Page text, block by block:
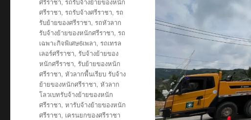
ศรีราชา,รถรับจ้างศรีราชา,รถ
รับย้ายของศรีราชา,รถหัวลาก
รับจ้างย้ายของหนักศรีราชา,รถ
เฉพาะกิจพิเศษ6เพลา,รถเทรล
เลอร์ศรีราชา,รับจ้างย้ายของ
หนักศรีราชา,รับย้ายของหนัก
ศรีราชา,หัวลากพื้นเรียบ รับจ้าง
ย้ายของหนักศรีราชา,หัวลาก
โลวเบทรับจ้างย้ายของหนัก
ศรีราชา,หารับจ้างย้ายของหนัก
ศรีราชา, เครนยกของศรีราชา